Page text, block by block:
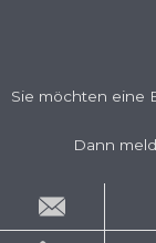
Sie möchten eine
Dann